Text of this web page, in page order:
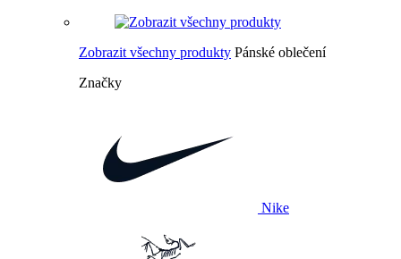
Zobrazit všechny produkty Pánské oblečení
Značky
Nike